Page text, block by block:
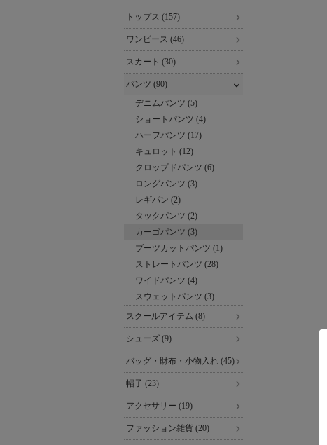
トップス (157)
ワンピース (46)
スカート (30)
パンツ (90)
デニムパンツ (5)
ショートパンツ (4)
ハーフパンツ (17)
キュロット (12)
クロップドパンツ (6)
ロングパンツ (3)
レギパン (2)
タックパンツ (2)
カーゴパンツ (3)
ブーツカットパンツ (1)
ストレートパンツ (28)
ワイドパンツ (4)
スウェットパンツ (3)
スクールアイテム (8)
シューズ (9)
バッグ・財布・小物入れ (45)
帽子 (23)
アクセサリー (19)
ファッション雑貨 (20)